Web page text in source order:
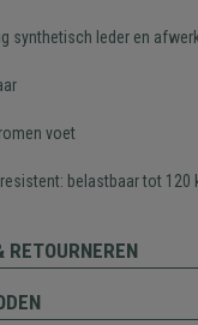
synthetisch leder en
voet
belastbaar tot 120
RETOURNEREN